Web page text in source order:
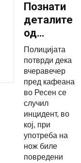
Познати
деталите
од
крвавата
тепачка
во Ресен
Полицијата
потврди дека
вчеравечер
пред кафеана
во Ресен се
случил
инцидент, во
кој, при
употреба на
нож биле
повредени